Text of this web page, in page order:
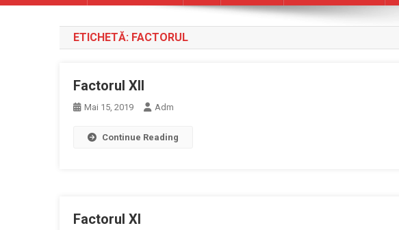
ETICHETĂ: FACTORUL
Factorul XII
Mai 15, 2019 Adm
Continue Reading
Factorul XI